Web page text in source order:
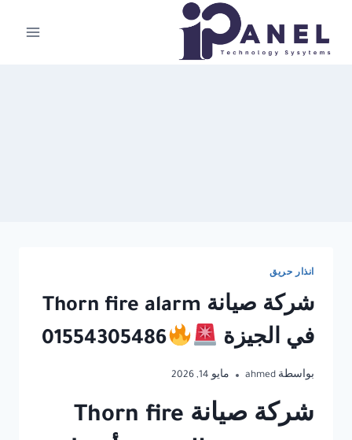
المحتوى
انذار حريق
شركة صيانة Thorn fire alarm
في الجيزة
01554305486
بواسطة ahmed مايو 14, 2026
شركة صيانة Thorn fire